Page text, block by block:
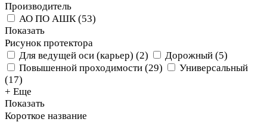
Производитель
АО ПО АШК(53)
Показать
Рисунок протектора
Для ведущей оси (карьер) (2) Дорожный (5)
Повышенной проходимости (29)
Универсальный
(17)
+ Еще
Показать
Короткое название